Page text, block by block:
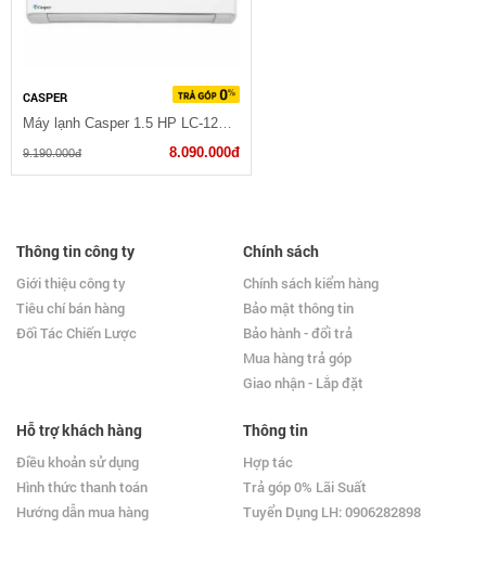
CASPER
9.190.000đ 8.090.000đ
Thông tin công ty
Giới thiệu công ty
Tiêu chí bán hàng
Đối Tác Chiến Lược
Chính sách
Chính sách kiểm hàng
Bảo mật thông tin
Bảo hành - đổi trả
Mua hàng trả góp
Giao nhận - Lắp đặt
Hỗ trợ khách hàng
Điều khoản sử dụng
Hình thức thanh toán
Hướng dẫn mua hàng
Thông tin
Hợp tác
Trả góp 0% Lãi Suất
Tuyển Dụng LH: 0906282898